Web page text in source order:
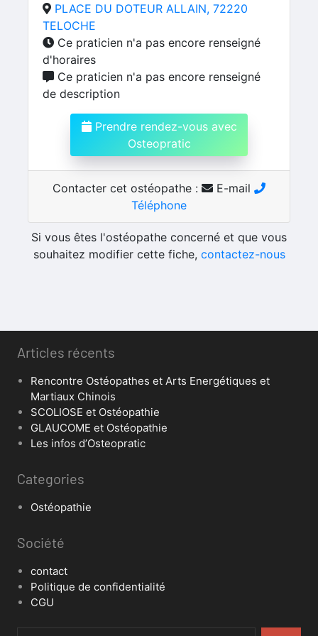
PLACE DU DOTEUR ALLAIN, 72220
TELOCHE
Ce praticien n'a pas encore renseigné
d'horaires
Ce praticien n'a pas encore renseigné
de description
Prendre rendez-vous avec
Osteopratic
Contacter cet ostéopathe :
E-mail
Téléphone
Si vous êtes l'ostéopathe concerné et que vous
souhaitez modifier cette fiche, contactez-nous
Articles récents
Rencontre Ostéopathes et Arts Energétiques et
Martiaux Chinois
SCOLIOSE et Ostéopathie
GLAUCOME et Ostéopathie
Les infos d’Osteopratic
Categories
Ostéopathie
Société
contact
Politique de confidentialité
CGU